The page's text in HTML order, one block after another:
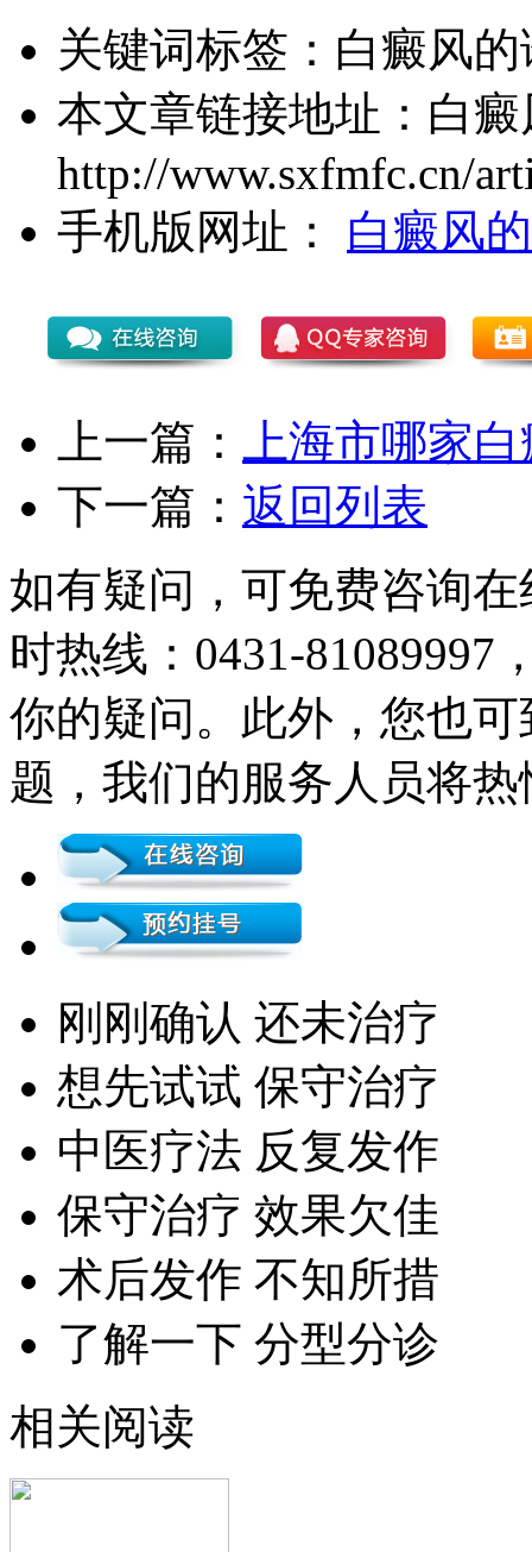
关键词标签： 白癜风
本文章链接地址： 白
http://www.sxfmfc.cn/
手机版网址：
白癜风
上一篇：
上海市哪家
下一篇： 返回列表
如有疑问，可免费咨询
时热线：0431-81089997
你的疑问。此外，您也
题，我们的服务人员将
刚刚确认 还未治疗
想先试试 保守治疗
中医疗法 反复发作
保守治疗 效果欠佳
术后发作 不知所措
了解一下 分型分诊
相关阅读